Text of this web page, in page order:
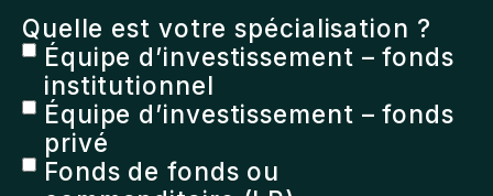
Quelle est votre spécialisation ?
Équipe d’investissement – fonds
institutionnel
Équipe d’investissement – fonds
privé
Fonds de fonds ou